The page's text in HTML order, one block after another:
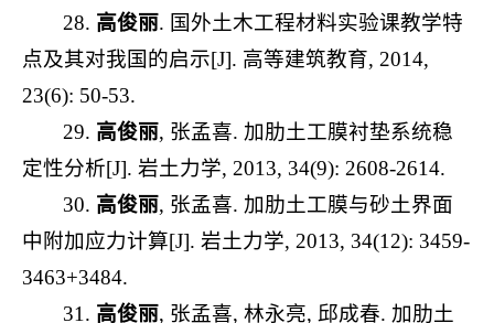
28. 高俊丽. 国外土木工程材料实验课教学特
点及其对我国的启示[J]. 高等建筑教育, 2014,
23(6): 50-53.
29. 高俊丽, 张孟喜. 加肋土工膜衬垫系统稳
定性分析[J]. 岩土力学, 2013, 34(9): 2608-2614.
30. 高俊丽, 张孟喜. 加肋土工膜与砂土界面
中附加应力计算[J]. 岩土力学, 2013, 34(12): 3459-
3463+3484.
31. 高俊丽, 张孟喜, 林永亮, 邱成春. 加肋土